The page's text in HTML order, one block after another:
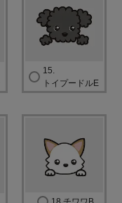
15.
トイプードルE